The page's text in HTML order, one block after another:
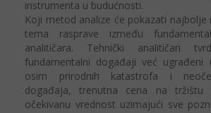
instrumenta u budućnosti.
Koji metod analize će pokazati najbolje
tema rasprave između
analitičara. Tehnički analitičari
fundamentalni događaji već
osim prirodnih katastrofa i
događaja, trenutna cena na tržištu
očekivanu vrednost uzimajući sve